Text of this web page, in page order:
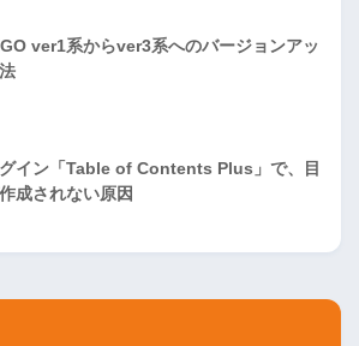
ver1系からver3系へのバージョンアッ
イン「Table of Contents Plus」で、目
成されない原因